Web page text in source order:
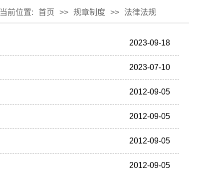
当前位置: 首页 >> 规章制度 >> 法律法规
2023-09-18
2023-07-10
2012-09-05
2012-09-05
2012-09-05
2012-09-05